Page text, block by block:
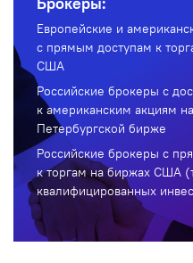
Европейские и
с прямым доступам к
США
Российские брокеры с
к американским акциям
Петербургской бирже
Российские брокеры с
к торгам на биржах США
квалифицированных